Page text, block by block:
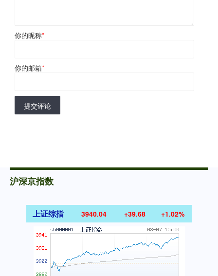
你的昵称*
你的邮箱*
提交评论
沪深京指数
上证综指 3940.04 +39.68 +1.02%